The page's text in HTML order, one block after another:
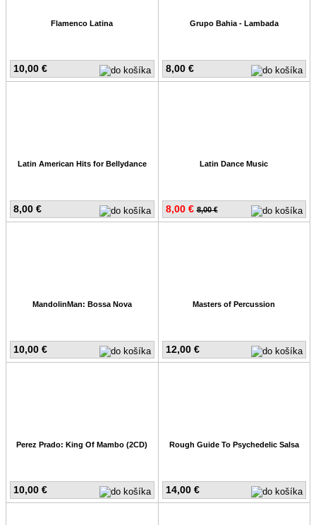
10,00 €
Flamenco Latina
8,00 €
Grupo Bahia - Lambada
8,00 €
Latin American Hits for Bellydance
8,00 € 8,00 €
Latin Dance Music
10,00 €
MandolinMan: Bossa Nova
12,00 €
Masters of Percussion
10,00 €
Perez Prado: King Of Mambo (2CD)
14,00 €
Rough Guide To Psychedelic Salsa